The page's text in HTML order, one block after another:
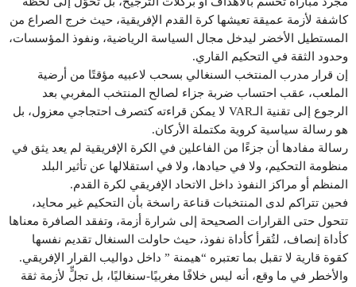
كاشفة لأزمة عميقة تعيشها كرة القدم الإفريقية، حيث خرج الصراع من
المستطيل الأخضر ليدخل مجال السياسة الرياضية، ونفوذ المؤسسات،
وحدود الثقة في التحكيم القاري.
إن قرار مدرب المنتخب السنغالي بسحب لاعبيه مؤقتًا من أرضية
الملعب، عقب احتساب ضربة جزاء لصالح المنتخب المغربي بعد
الرجوع إلى تقنية الـVAR لا يمكن قراءته كتصرف احتجاجي معزول، بل
هو رسالة سياسية كروية مكتملة الأركان.
رسالة مفادها أن جزءًا من الفاعلين في الكرة الإفريقية لم يعد يثق في
منظومة التحكيم، ولا في حيادها، ولا في استقلالها عن تأثير البلد
المنظم أو مراكز النفوذ داخل الاتحاد الإفريقي لكرة القدم.
فحين تتراكم لدى المنتخبات قناعة راسخة بأن التحكيم غير محايد،
تتحول حتى القرارات الصحيحة إلى شرارة أزمة، وتفقد الصافرة معناها
كأداة إنصاف، لتُقرأ كأداة نفوذ، حيث حاولت السنغال تقديم نفسها
كقوة قارية لا تقبل بما تعتبره “هيمنة ” داخل دواليب القرار الإفريقي.
والأخطر في ما وقع، أنه ليس خلافًا مغربيًا-سنغاليًا، بل تجلٍّ لأزمة ثقة